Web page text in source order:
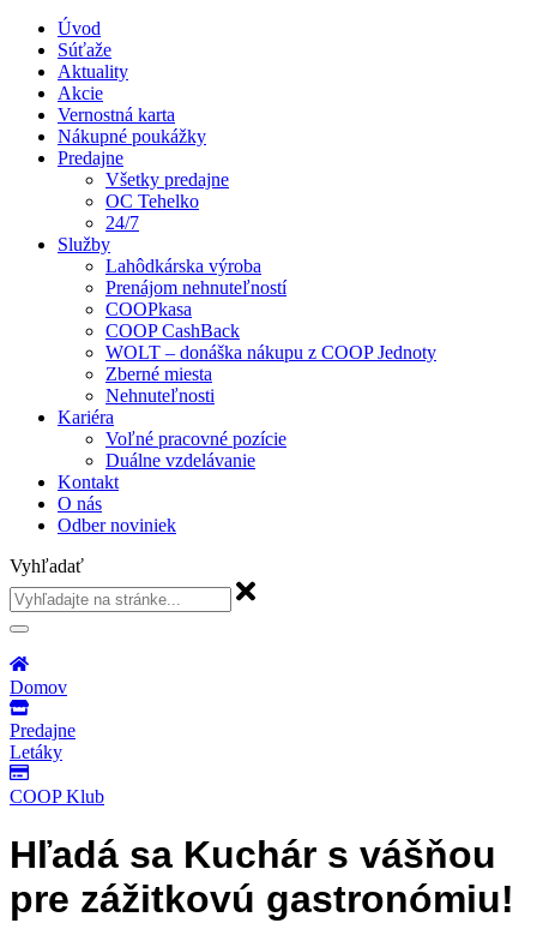
Úvod
Súťaže
Aktuality
Akcie
Vernostná karta
Nákupné poukážky
Predajne
Všetky predajne
OC Tehelko
24/7
Služby
Lahôdkárska výroba
Prenájom nehnuteľností
COOPkasa
COOP CashBack
WOLT – donáška nákupu z COOP Jednoty
Zberné miesta
Nehnuteľnosti
Kariéra
Voľné pracovné pozície
Duálne vzdelávanie
Kontakt
O nás
Odber noviniek
Vyhľadať
Domov
Predajne
Letáky
COOP Klub
Hľadá sa Kuchár s vášňou
pre zážitkovú gastronómiu!